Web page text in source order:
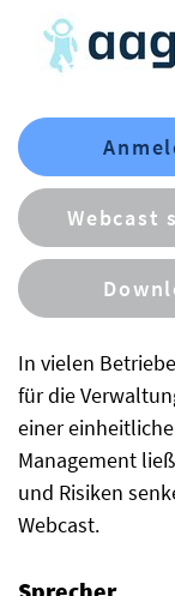
In vielen
für die
einer
Management
und Risiken
Webcast.
Webcast